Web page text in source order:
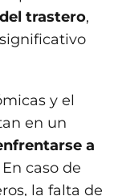
trastero,
y el
en un
a
En caso de
la falta de